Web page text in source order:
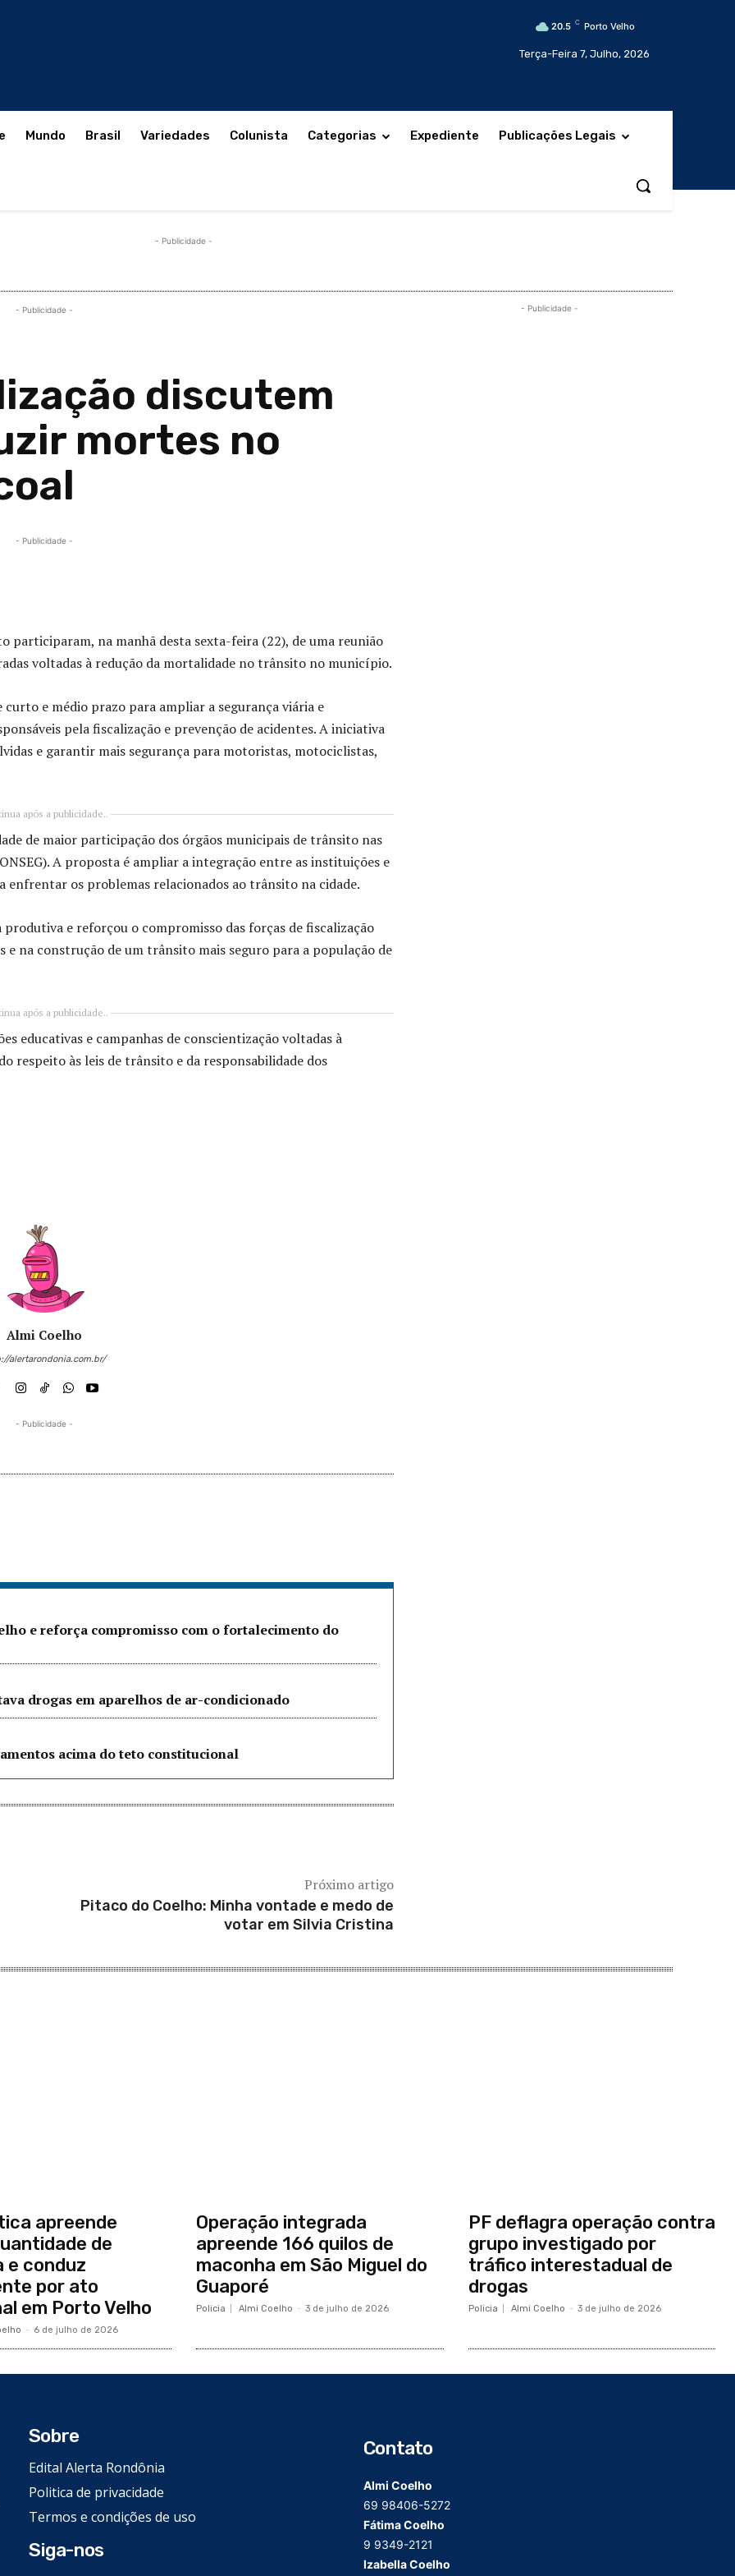
20.5 C Porto Velho
Terça-Feira 7, Julho, 2026
Mundo Brasil Variedades Colunista Categorias Expediente Publicações Legais
- Publicidade -
- Publicidade -
discutem
mortes no
- Publicidade -
participaram, na manhã desta sexta-feira (22), de uma reunião
voltadas à redução da mortalidade no trânsito no município.
e médio prazo para ampliar a segurança viária e
pela fiscalização e prevenção de acidentes. A iniciativa
e garantir mais segurança para motoristas, motociclistas,
após a publicidade..
de maior participação dos órgãos municipais de trânsito nas
A proposta é ampliar a integração entre as instituições e
enfrentar os problemas relacionados ao trânsito na cidade.
e reforçou o compromisso das forças de fiscalização
e na construção de um trânsito mais seguro para a população de
após a publicidade..
educativas e campanhas de conscientização voltadas à
respeito às leis de trânsito e da responsabilidade dos
Almi Coelho
alertarondonia.com.br/
- Publicidade -
e reforça compromisso com o fortalecimento do
drogas em aparelhos de ar-condicionado
acima do teto constitucional
Próximo artigo
Pitaco do Coelho: Minha vontade e medo de
votar em Silvia Cristina
- Publicidade -
apreende
de
e conduz
por ato
em Porto Velho
- 6 de julho de 2026
Operação integrada
apreende 166 quilos de
maconha em São Miguel do
Guaporé
Policia Almi Coelho - 3 de julho de 2026
PF deflagra operação contra
grupo investigado por
tráfico interestadual de
drogas
Policia Almi Coelho - 3 de julho de 2026
Sobre
Edital Alerta Rondônia
Politica de privacidade
Termos e condições de uso
Siga-nos
Contato
Almi Coelho
69 98406-5272
Fátima Coelho
9 9349-2121
Izabella Coelho